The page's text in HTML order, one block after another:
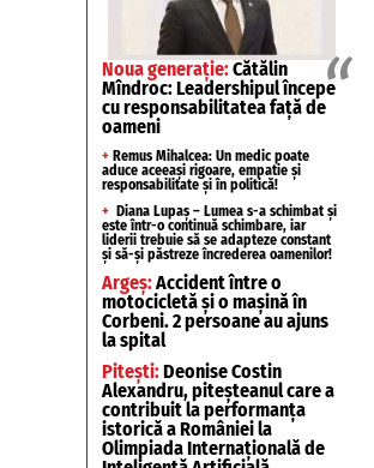
Noua generație:Cătălin
Mîndroc: Leadershipul începe
cu responsabilitatea față de
oameni
+ Remus Mihalcea: Un medic poate
aduce aceeași rigoare, empatie și
responsabilitate și în politică!
+ Diana Lupaș – Lumea s-a schimbat și
este într-o continuă schimbare, iar
liderii trebuie să se adapteze constant
și să-și păstreze încrederea oamenilor!
Argeș:Accident între o
motocicletă și o mașină în
Corbeni. 2 persoane au ajuns
la spital
Pitești:Deonise Costin
Alexandru, piteșteanul care a
contribuit la performanța
istorică a României la
Olimpiada Internațională de